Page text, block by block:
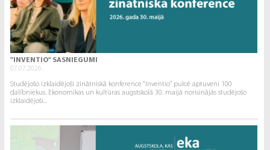
"INVENTIO" SASNIEGUMI
07.07.2026.
Studējošo izklaidējoši zinātniskā konference “Inventio” pulcē aptuveni 100
dalībniekus. Ekonomikas un kultūras augstskolā 30. maijā norisinājās studējošo
izklaidējoši...